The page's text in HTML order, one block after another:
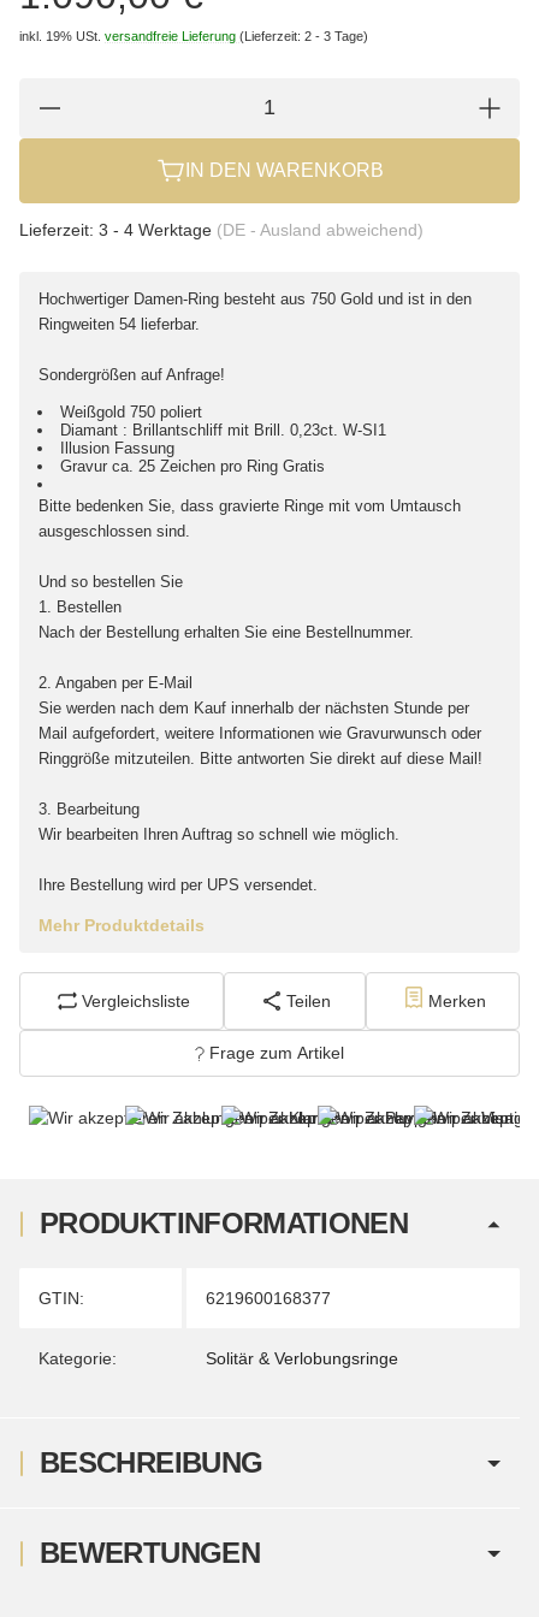
inkl. 19% USt. versandfreie Lieferung (Lieferzeit: 2 - 3 Tage)
IN DEN WARENKORB
Lieferzeit: 3 - 4 Werktage (DE - Ausland abweichend)
Hochwertiger Damen-Ring besteht aus 750 Gold und ist in den
Ringweiten 54 lieferbar.
Sondergrößen auf Anfrage!
Weißgold 750 poliert
Diamant : Brillantschliff mit Brill. 0,23ct. W-SI1
Illusion Fassung
Gravur ca. 25 Zeichen pro Ring Gratis
Bitte bedenken Sie, dass gravierte Ringe mit vom Umtausch
ausgeschlossen sind.
Und so bestellen Sie
1. Bestellen
Nach der Bestellung erhalten Sie eine Bestellnummer.
2. Angaben per E-Mail
Sie werden nach dem Kauf innerhalb der nächsten Stunde per
Mail aufgefordert, weitere Informationen wie Gravurwunsch oder
Ringgröße mitzuteilen. Bitte antworten Sie direkt auf diese Mail!
3. Bearbeitung
Wir bearbeiten Ihren Auftrag so schnell wie möglich.
Ihre Bestellung wird per UPS versendet.
Mehr Produktdetails
Vergleichsliste Teilen Merken
Frage zum Artikel
PRODUKTINFORMATIONEN
Produkteigenschaft
Wert
GTIN: 6219600168377
Kategorie: Solitär & Verlobungsringe
BESCHREIBUNG
BEWERTUNGEN